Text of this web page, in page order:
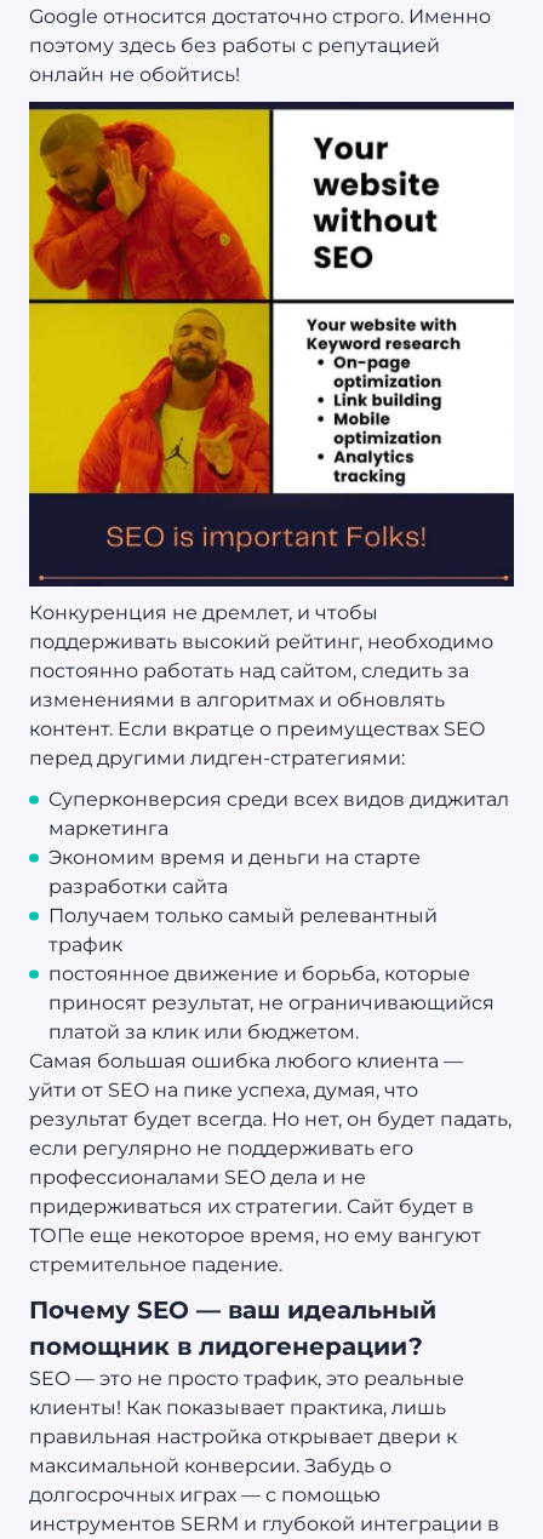
Google относится достаточно строго. Именно
поэтому здесь без работы с репутацией
онлайн не обойтись!
Конкуренция не дремлет, и чтобы
поддерживать высокий рейтинг, необходимо
постоянно работать над сайтом, следить за
изменениями в алгоритмах и обновлять
контент. Если вкратце о преимуществах SEO
перед другими лидген-стратегиями:
Суперконверсия среди всех видов диджитал
маркетинга
Экономим время и деньги на старте
разработки сайта
Получаем только самый релевантный
трафик
постоянное движение и борьба, которые
приносят результат, не ограничивающийся
платой за клик или бюджетом.
Самая большая ошибка любого клиента —
уйти от SEO на пике успеха, думая, что
результат будет всегда. Но нет, он будет падать,
если регулярно не поддерживать его
профессионалами SEO дела и не
придерживаться их стратегии. Сайт будет в
ТОПе еще некоторое время, но ему вангуют
стремительное падение.
Почему SEO — ваш идеальный
помощник в лидогенерации?
SEO — это не просто трафик, это реальные
клиенты! Как показывает практика, лишь
правильная настройка открывает двери к
максимальной конверсии. Забудь о
долгосрочных играх — с помощью
инструментов SERM и глубокой интеграции в